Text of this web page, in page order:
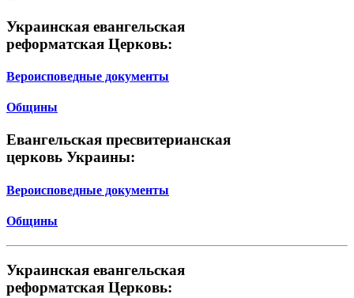
Украинская евангельская
реформатская Церковь:
Вероисповедные документы
Общины
Евангельская пресвитерианская
церковь Украины:
Вероисповедные документы
Общины
Украинская евангельская
реформатская Церковь: